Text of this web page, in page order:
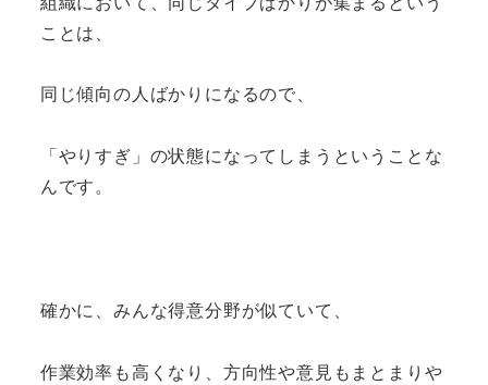
ことは、
同じ傾向の人ばかりになるので、
「やりすぎ」の状態になってしまうということな
んです。
確かに、みんな得意分野が似ていて、
作業効率も高くなり、方向性や意見もまとまりや